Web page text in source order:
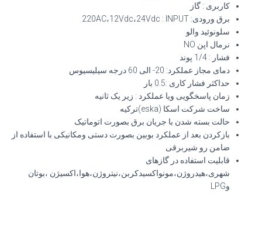
کاربری : گاز
برق ورودی: 220AC،12Vdc،24Vdc : INPUT
سلونوئید والو
نرمال اپن NO
فشار : 1/4 پوند
دمای مجاز عملکرد: 20- الی 60 درجه سیلیسیوس
حداکثر فشار کاری :0.5 بار
زمان پاسخگویی ویا عملکرد : زیر یک ثانیه
ساخت شرکت اسکا (eska)ترکیه
حالت بسته شدن با جریان برق بصورت اتوماتیک
بازکردن بعد از عملکرد بوبین بصورت دستی ومکانیکی با استفاده از
ضامن رو شیربرقی
قابلیت استفاده در گازهای
شهری،هیدروژن،مونواکسیدکربن،نیتروژن،هوا،اکسیژن ،بوتان
وLPG